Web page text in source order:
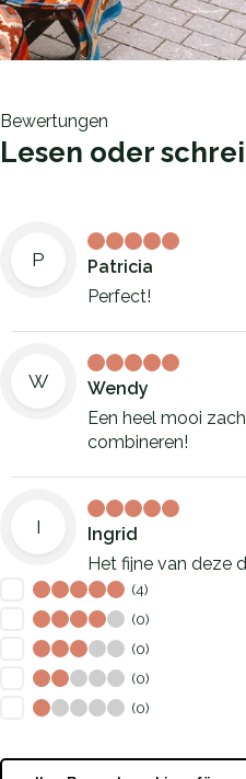
Bewertungen
Lesen oder
P
Patricia
Perfect!
W
Wendy
Een heel mooi
combineren!
I
Ingrid
Het fijne van deze
ook dun en mooi.
DS
Dome Santander
Wonderful design,
(4)
(0)
(0)
(0)
(0)